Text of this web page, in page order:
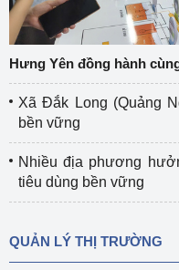
Hưng Yên đồng hành
Xã Đắk Long (Quảng
bền vững
Nhiều địa phương
tiêu dùng bền vững
QUẢN LÝ THỊ TRƯỜNG